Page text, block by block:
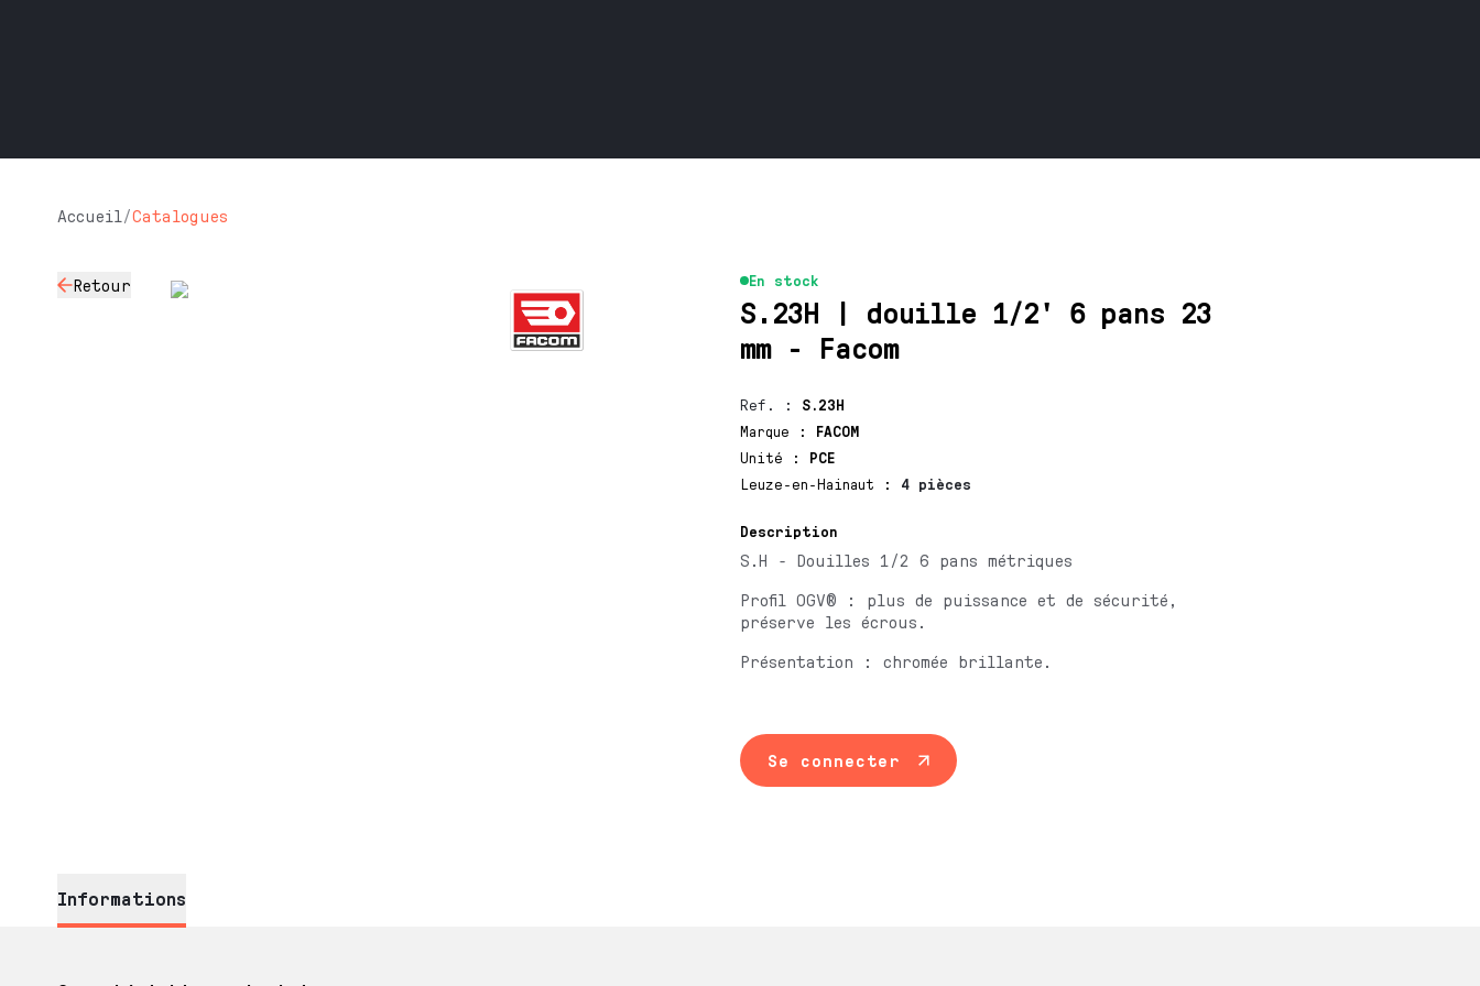
Accueil/Catalogues
Retour En stock
S.23H | douille 1/2' 6 pans 23
mm - Facom
Ref. : S.23H
Marque
:
FACOM
Unité
:
PCE
Leuze-en-Hainaut
: 4 pièces
Description
S.H - Douilles 1/2 6 pans métriques
Profil OGV® : plus de puissance et de sécurité,
préserve les écrous.
Présentation : chromée brillante.
Se connecter
Informations